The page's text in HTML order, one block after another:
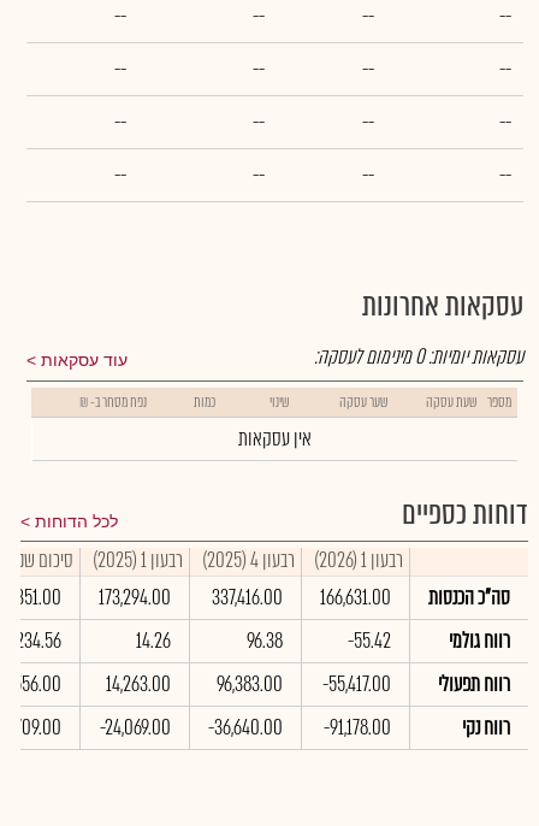
--
--
--
--
--
--
--
--
--
--
--
--
--
--
--
--
עסקאות אחרונות
עוד עסקאות עסקאות יומיות:0מינימום לעסקה:
מספר שעת עסקה שער עסקה שינוי כמות נפח מסחר ב- ₪
אין עסקאות
דוחות כספיים לכל הדוחות
רבעון 1 (2026) רבעון 4 (2025) רבעון 1 (2025)
סיכום שנתי 2025
סה"כ הכנסות
166,631.00
337,416.00
173,294.00
רווח גולמי
-55.42
96.38
14.26
234.56
רווח תפעולי
-55,417.00
96,383.00
14,263.00
רווח נקי
-91,178.00
-36,640.00
-24,069.00
709.00